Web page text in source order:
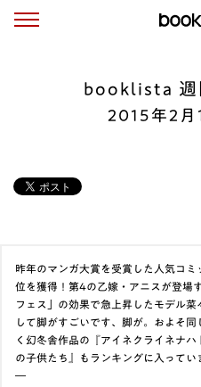
booklista 週
2015年2月
昨年のマンガ大賞を受賞した人気コ
位を獲得！第4の乙嫁・アニスが登場
フェス」の効果で急上昇したモデル
して脚がすごいです、脚が。およそ
く幻冬舎作品の『アイネクライネナ
の子供たち』もランキングに入ってい
―